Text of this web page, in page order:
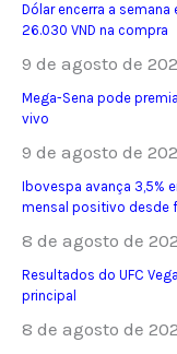
Dólar encerra a semana
26.030 VND na compra
9 de agosto de
Mega-Sena pode
vivo
9 de agosto de
Ibovespa avança 3,5%
mensal positivo desde
8 de agosto de
Resultados do UFC
principal
8 de agosto de